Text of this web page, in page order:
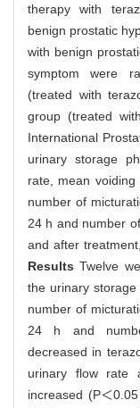
therapy with
benign prostatic
with benign
symptom were
(treated with
group (treated
International
urinary storage
rate, mean
number of
24 h and number
and after
ResultsTwelve
the urinary storage
number of
24 h and
decreased in
urinary flow rate
increased (P＜